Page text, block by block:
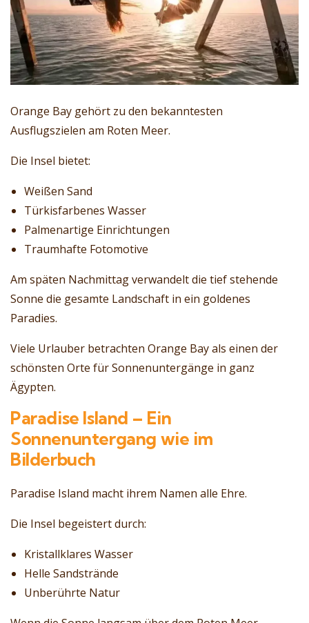
Orange Bay gehört zu den bekanntesten
Ausflugszielen am Roten Meer.
Die Insel bietet:
Weißen Sand
Türkisfarbenes Wasser
Palmenartige Einrichtungen
Traumhafte Fotomotive
Am späten Nachmittag verwandelt die tief stehende
Sonne die gesamte Landschaft in ein goldenes
Paradies.
Viele Urlauber betrachten Orange Bay als einen der
schönsten Orte für Sonnenuntergänge in ganz
Ägypten.
Paradise Island – Ein
Sonnenuntergang wie im
Bilderbuch
Paradise Island macht ihrem Namen alle Ehre.
Die Insel begeistert durch:
Kristallklares Wasser
Helle Sandstrände
Unberührte Natur